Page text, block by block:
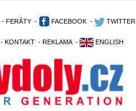
- FERÁTY - FACEBOOK - TWITTER
- KONTAKT - REKLAMA - ENGLISH